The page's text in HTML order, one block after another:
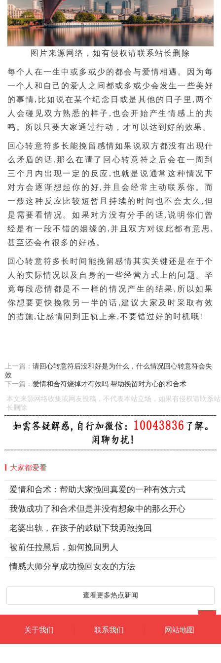
图片来源网络，如有侵权请联系站长删除
每个人在一生中或多或少的都会与爱情相遇。因为每
一个人和自己的爱人之间都或多或少会发生一些美好
的事情,比如说在某个纪念日或是其他的日子里,两个
人会碰见双方熟悉的样子,也会开始产生情感上的共
鸣。所以只要大家通过行动，才可以达到好的效果。
回心转意符多长能挽留感情­如果说双方都没有出现什
么矛盾的话,那么在请了回心转意符之后会在一周到
三个月内出现一定的反应,也就是说通常这种情况下
对方会逐渐想起你的好,并且会经常主动联系你。而
一般这种反应比较短暂且持续的时间也不会太久,但
是需要看情况。如果对方没有分手的话,说明你们曾
经是有一段不错的姻缘的,并且双方对彼此都有意思,
甚至还会有很多的好感。
回心转意符多长时间能挽留感情其实关键还是在于个
人的实际情况以及自身的一些经营方式上的问题。毕
竟每段恋情都是不一样的情况产生的结果,所以如果
你想要更快挽救另一半的话,建议大家及时采取有效
的措施,让感情回到正轨上来,不要错过好的时机哦!
上一篇： 请回心转意符后没和好是为什么，什么情况回心转意符会失
效
下一篇： 爱情和合符烧掉才有效吗 帮助挽留对方心的和合术
本文来源网络收集或网友投稿，不代表本站立场，如果有侵权请联系站
长删除
大家都爱看
爱情和合术：帮助大家挽回真爱的一种有效方式
我做成功了和合术但是并没有想象中的那么开心
老婆出轨，在孩子的鼓励下我勇敢挽回
被前任拉黑后，如何挽回男人
情感大师分享成功挽回女友的方法
查看更多热点新闻
关于我们 联系我们 网站地图